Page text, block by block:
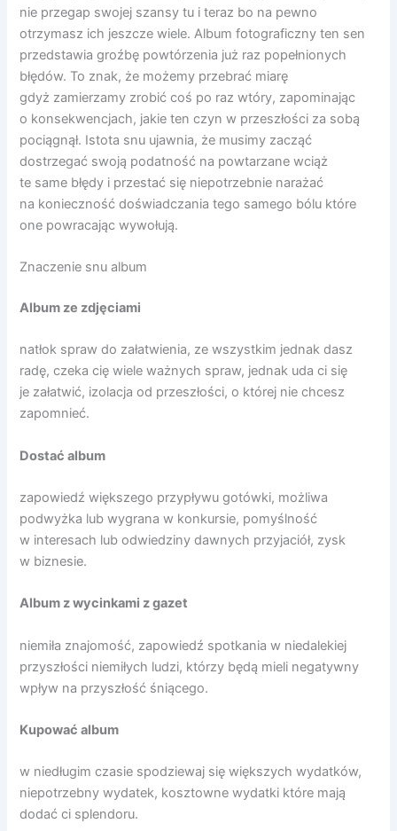
nie przegap swojej szansy tu i teraz bo na pewno
otrzymasz ich jeszcze wiele. Album fotograficzny ten sen
przedstawia groźbę powtórzenia już raz popełnionych
błędów. To znak, że możemy przebrać miarę
gdyż zamierzamy zrobić coś po raz wtóry, zapominając
o konsekwencjach, jakie ten czyn w przeszłości za sobą
pociągnął. Istota snu ujawnia, że musimy zacząć
dostrzegać swoją podatność na powtarzane wciąż
te same błędy i przestać się niepotrzebnie narażać
na konieczność doświadczania tego samego bólu które
one powracając wywołują.
Znaczenie snu album
Album ze zdjęciami
natłok spraw do załatwienia, ze wszystkim jednak dasz
radę, czeka cię wiele ważnych spraw, jednak uda ci się
je załatwić, izolacja od przeszłości, o której nie chcesz
zapomnieć.
Dostać album
zapowiedź większego przypływu gotówki, możliwa
podwyżka lub wygrana w konkursie, pomyślność
w interesach lub odwiedziny dawnych przyjaciół, zysk
w biznesie.
Album z wycinkami z gazet
niemiła znajomość, zapowiedź spotkania w niedalekiej
przyszłości niemiłych ludzi, którzy będą mieli negatywny
wpływ na przyszłość śniącego.
Kupować album
w niedługim czasie spodziewaj się większych wydatków,
niepotrzebny wydatek, kosztowne wydatki które mają
dodać ci splendoru.